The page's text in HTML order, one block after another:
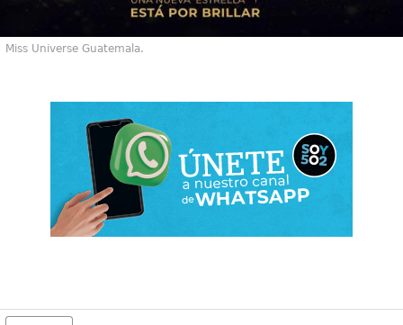
Miss Universe Guatemala.